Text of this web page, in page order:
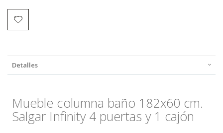
Detalles
Mueble columna baño 182x60 cm.
Salgar Infinity 4 puertas y 1 cajón